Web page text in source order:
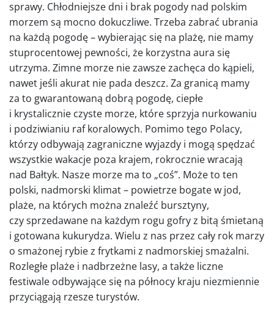
sprawy. Chłodniejsze dni i brak pogody nad polskim
morzem są mocno dokuczliwe. Trzeba zabrać ubrania
na każdą pogodę – wybierając się na plażę, nie mamy
stuprocentowej pewności, że korzystna aura się
utrzyma. Zimne morze nie zawsze zachęca do kąpieli,
nawet jeśli akurat nie pada deszcz. Za granicą mamy
za to gwarantowaną dobrą pogodę, ciepłe
i krystalicznie czyste morze, które sprzyja nurkowaniu
i podziwianiu raf koralowych. Pomimo tego Polacy,
którzy odbywają zagraniczne wyjazdy i mogą spędzać
wszystkie wakacje poza krajem, rokrocznie wracają
nad Bałtyk. Nasze morze ma to „coś”. Może to ten
polski, nadmorski klimat – powietrze bogate w jod,
plaże, na których można znaleźć bursztyny,
czy sprzedawane na każdym rogu gofry z bitą śmietaną
i gotowana kukurydza. Wielu z nas przez cały rok marzy
o smażonej rybie z frytkami z nadmorskiej smażalni.
Rozległe plaże i nadbrzeżne lasy, a także liczne
festiwale odbywające się na północy kraju niezmiennie
przyciągają rzesze turystów.